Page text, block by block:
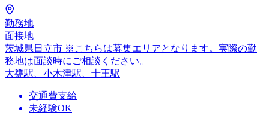
勤務地
面接地
茨城県日立市 ※こちらは募集エリアとなります。実際の勤
務地は面談時にご相談ください。
大甕駅、小木津駅、十王駅
交通費支給
未経験OK